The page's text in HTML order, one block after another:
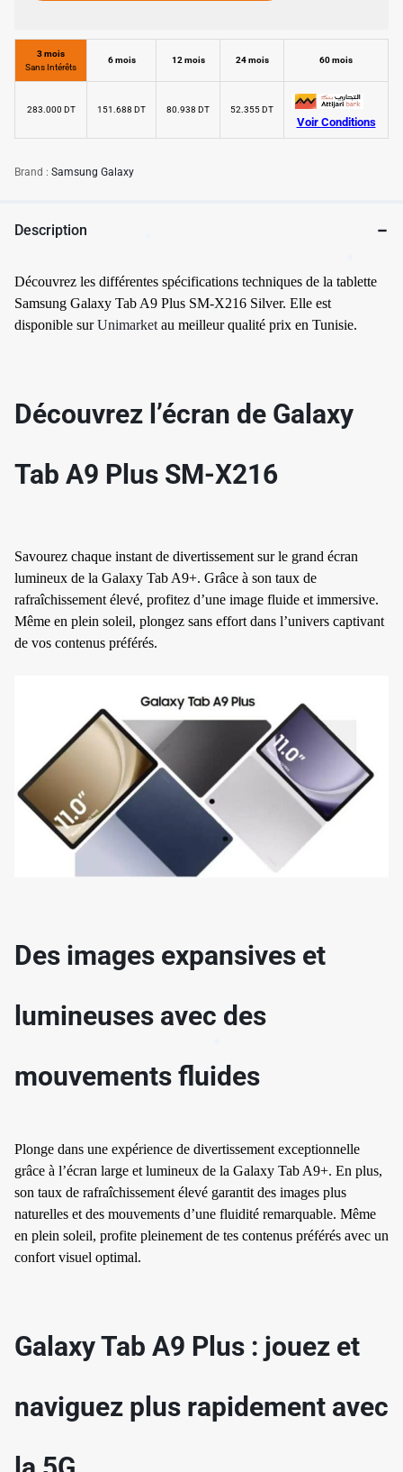
3 mois
Sans Intérêts
6 mois 12 mois 24 mois 60 mois
283.000 DT 151.688 DT 80.938 DT 52.355 DT
Voir Conditions
Brand : Samsung Galaxy
Description
Découvrez les différentes spécifications techniques de la tablette
Samsung Galaxy Tab A9 Plus SM-X216 Silver. Elle est
disponible surUnimarket au meilleur qualité prix en Tunisie.
Découvrez l’écran de Galaxy
Tab A9 Plus SM-X216
Savourez chaque instant de divertissement sur le grand écran
lumineux de la Galaxy Tab A9+. Grâce à son taux de
rafraîchissement élevé, profitez d’une image fluide et immersive.
Même en plein soleil, plongez sans effort dans l’univers captivant
de vos contenus préférés.
Des images expansives et
lumineuses avec des
mouvements fluides
Plonge dans une expérience de divertissement exceptionnelle
grâce à l’écran large et lumineux de la Galaxy Tab A9+. En plus,
son taux de rafraîchissement élevé garantit des images plus
naturelles et des mouvements d’une fluidité remarquable. Même
en plein soleil, profite pleinement de tes contenus préférés avec un
confort visuel optimal.
Galaxy Tab A9 Plus : jouez et
naviguez plus rapidement avec
✱